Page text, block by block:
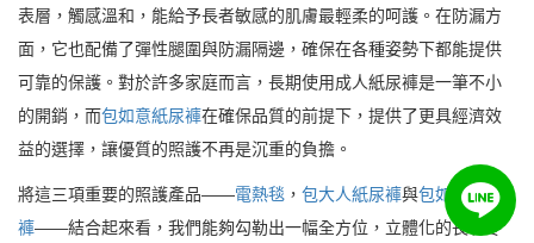
表層，觸感溫和，能給予長者敏感的肌膚最輕柔的呵護。在防漏方
面，它也配備了彈性腿圍與防漏隔邊，確保在各種姿勢下都能提供
可靠的保護。對於許多家庭而言，長期使用成人紙尿褲是一筆不小
的開銷，而包如意紙尿褲在確保品質的前提下，提供了更具經濟效
益的選擇，讓優質的照護不再是沉重的負擔。
將這三項重要的照護產品——電熱毯 ， 包大人紙尿褲與包如意紙尿
褲——結合起來看，我們能夠勾勒出一幅全方位，立體化的長者冬